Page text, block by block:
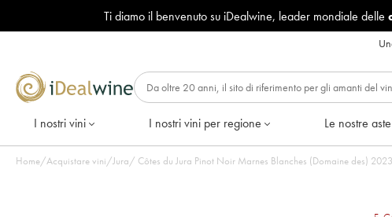
Ti diamo il benvenuto su iDealwine, leader mondiale delle
I nostri vini I nostri vini per regione Le nostre aste
Home/Acquistare vini/Jura/ Côtes du Jura